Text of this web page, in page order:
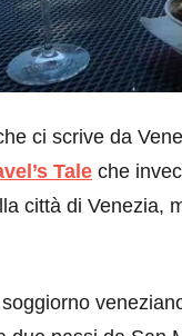
ci scrive da
Tale che
città di Venezia,